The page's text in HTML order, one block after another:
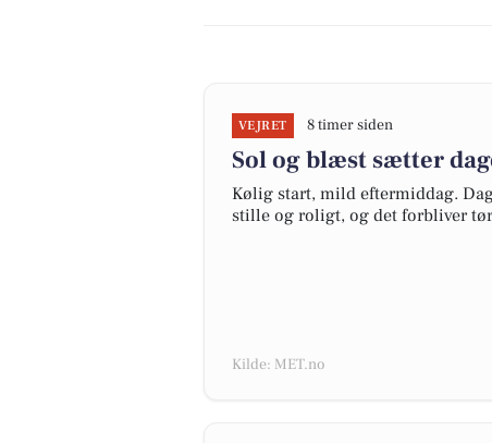
VEJRET 8 timer siden
Sol og blæst sætter
Kølig start, mild eftermiddag.
stille og roligt, og det forbliver
Kilde: MET.no